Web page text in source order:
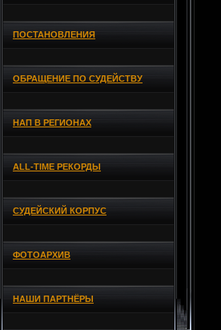
ПОСТАНОВЛЕНИЯ
ОБРАЩЕНИЕ ПО СУДЕЙСТВУ
НАП В РЕГИОНАХ
ALL-TIME РЕКОРДЫ
СУДЕЙСКИЙ КОРПУС
ФОТОАРХИВ
НАШИ ПАРТНЁРЫ